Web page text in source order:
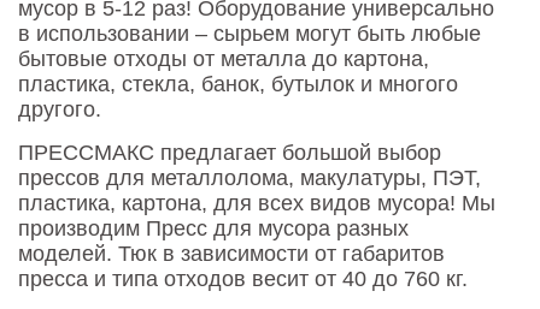
мусор в 5-12 раз! Оборудование универсально
в использовании – сырьем могут быть любые
бытовые отходы от металла до картона,
пластика, стекла, банок, бутылок и многого
другого.
ПРЕССМАКС предлагает большой выбор
прессов для металлолома, макулатуры, ПЭТ,
пластика, картона, для всех видов мусора! Мы
производим Пресс для мусора разных
моделей. Тюк в зависимости от габаритов
пресса и типа отходов весит от 40 до 760 кг.